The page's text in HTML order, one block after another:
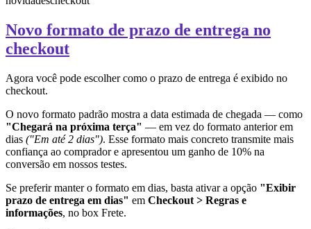
Novo formato de prazo de entrega no
checkout
Agora você pode escolher como o prazo de entrega é exibido no
checkout.
O novo formato padrão mostra a data estimada de chegada — como
"Chegará na próxima terça" — em vez do formato anterior em
dias ("Em até 2 dias"). Esse formato mais concreto transmite mais
confiança ao comprador e apresentou um ganho de 10% na
conversão em nossos testes.
Se preferir manter o formato em dias, basta ativar a opção "Exibir
prazo de entrega em dias" em Checkout > Regras e
informações, no box Frete.